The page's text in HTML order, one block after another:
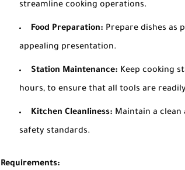
streamline cooking operations.
Food Preparation: Prepare dishes as
appealing presentation.
Station Maintenance: Keep cooking
hours, to ensure that all tools are
Kitchen Cleanliness: Maintain a
safety standards.
Requirements: